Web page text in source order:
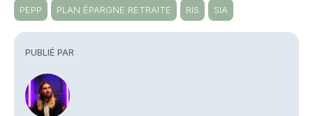
PUBLIÉ PAR
PEPP
PLAN ÉPARGNE RETRAITE RIS SIA